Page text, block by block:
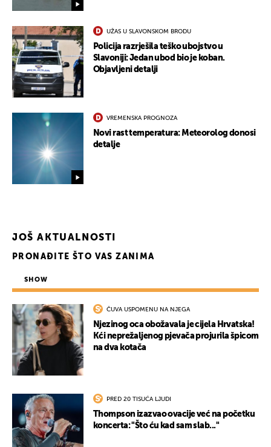
UŽAS U SLAVONSKOM BRODU
Policija razrješila teško ubojstvo u
Slavoniji: Jedan ubod bio je koban.
Objavljeni detalji
VREMENSKA PROGNOZA
Novi rast temperatura: Meteorolog donosi
detalje
JOŠ AKTUALNOSTI
PRONAĐITE ŠTO VAS ZANIMA
SHOW
ČUVA USPOMENU NA NJEGA
Njezinog oca obožavala je cijela Hrvatska!
Kći neprežaljenog pjevača projurila špicom
na dva kotača
PRED 20 TISUĆA LJUDI
Thompson izazvao ovacije već na početku
koncerta: "Što ću kad sam slab..."
UKLJUČITE NOTIFIKACIJE